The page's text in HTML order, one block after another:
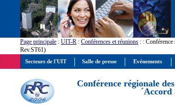
Page principale : UIT-R : Conférences et réunions : :
Rev.ST61)
Conférence régionale
´Accord
Secteurs de l'UIT Salle de presse Evénements